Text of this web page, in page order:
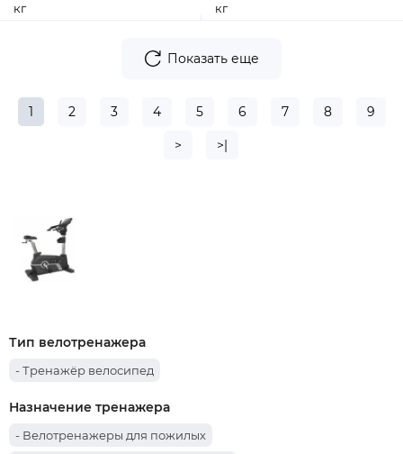
кг
кг
Показать еще
1 2 3 4 5 6 7 8 9
> >|
Тип велотренажера
- Тренажёр велосипед
Назначение тренажера
- Велотренажеры для пожилых